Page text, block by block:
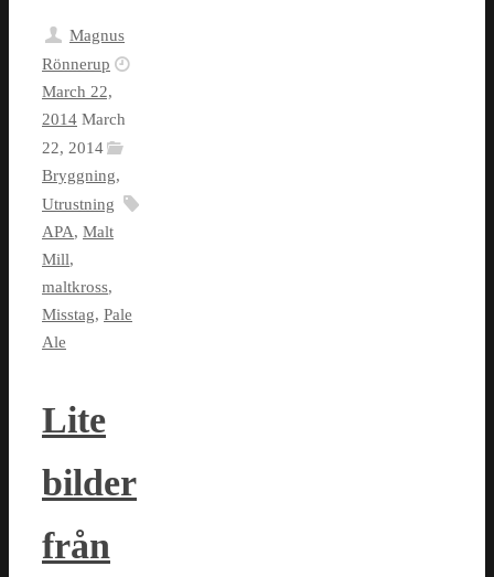
Magnus
Rönnerup
March 22,
2014 March
22, 2014
Bryggning,
Utrustning
APA, Malt
Mill,
maltkross,
Misstag, Pale
Ale
Lite
bilder
från